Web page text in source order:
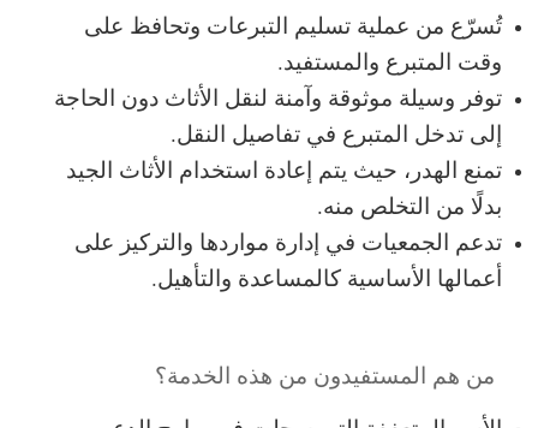
تُسرّع من عملية تسليم التبرعات وتحافظ على
وقت المتبرع والمستفيد.
توفر وسيلة موثوقة وآمنة لنقل الأثاث دون الحاجة
إلى تدخل المتبرع في تفاصيل النقل.
تمنع الهدر، حيث يتم إعادة استخدام الأثاث الجيد
بدلًا من التخلص منه.
تدعم الجمعيات في إدارة مواردها والتركيز على
أعمالها الأساسية كالمساعدة والتأهيل.
من هم المستفيدون من هذه الخدمة؟